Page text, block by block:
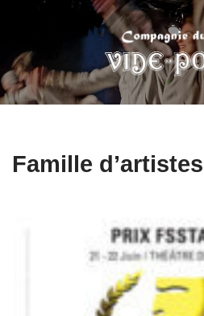
au
contenu
Famille d’artistes